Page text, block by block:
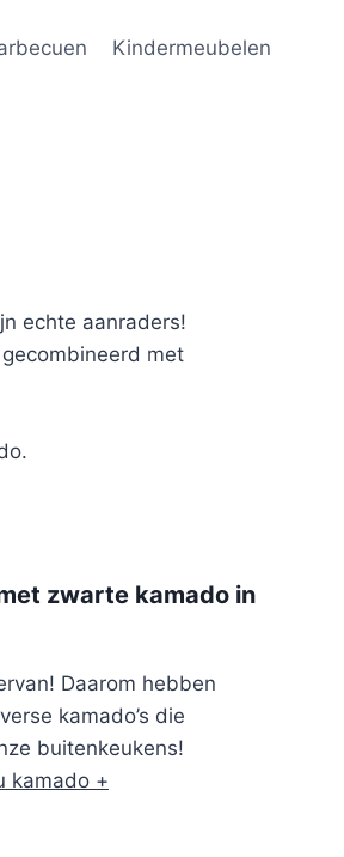
Kindermeubelen
echte aanraders!
met
zwarte kamado in
Daarom hebben
kamado’s die
buitenkeukens!
kamado +